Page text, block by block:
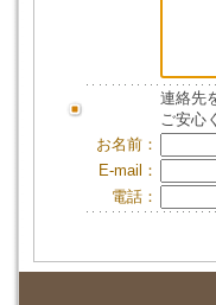
連絡先
ご安心
お名前：
E-mail：
電話：